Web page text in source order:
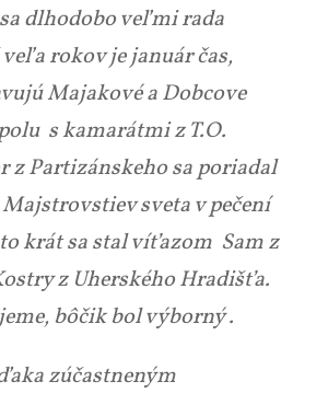
dlhodobo veľmi rada
rokov je január čas,
Majakové a Dobcove
s kamarátmi z T.O.
z Partizánskeho sa poriadal
sveta v pečení
krát sa stal víťazom Sam z
z Uherského Hradišťa.
bôčik bol výborný .
zúčastneným